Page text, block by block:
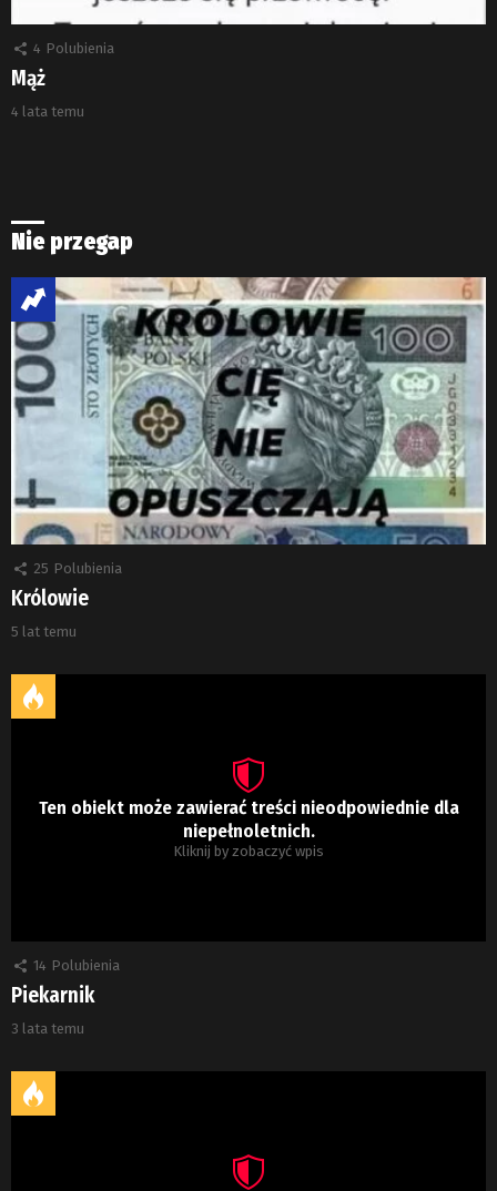
4 Polubienia
Mąż
4 lata temu
Nie przegap
25 Polubienia
Królowie
5 lat temu
Ten obiekt może zawierać treści nieodpowiednie dla
niepełnoletnich.
Kliknij by zobaczyć wpis
14 Polubienia
Piekarnik
3 lata temu